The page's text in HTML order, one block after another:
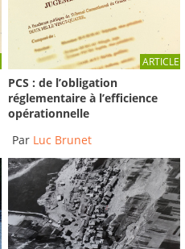
ARTICLE
PCS : de l’obligation
réglementaire à l’efficience
opérationnelle
Par Luc Brunet